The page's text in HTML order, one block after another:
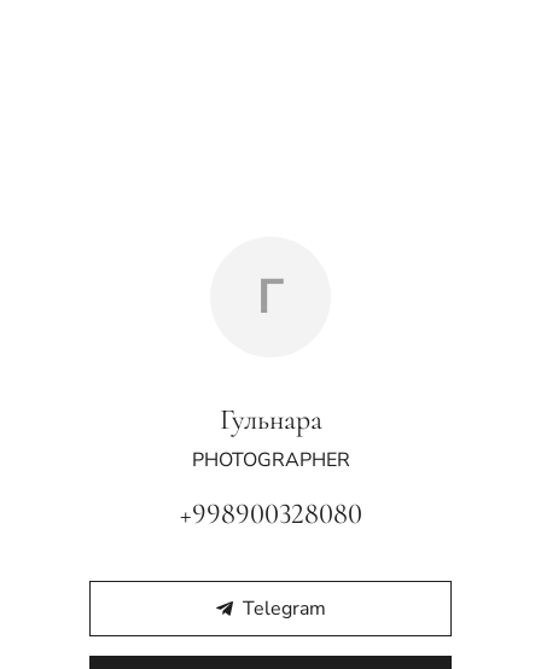
Г
Гульнара
PHOTOGRAPHER
+998900328080
Telegram